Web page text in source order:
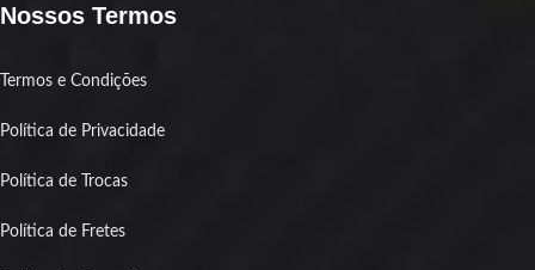
Nossos Termos
Termos e Condições
Política de Privacidade
Política de Trocas
Política de Fretes